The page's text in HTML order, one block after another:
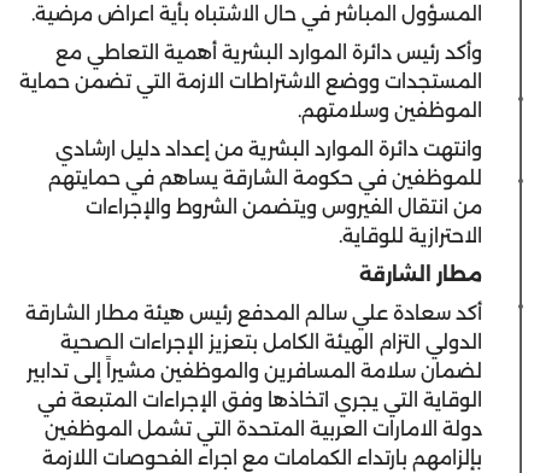
المسؤول المباشر في حال الاشتباه بأية اعراض مرضية.
وأكد رئيس دائرة الموارد البشرية أهمية التعاطي مع
المستجدات ووضع الاشتراطات الازمة التي تضمن حماية
الموظفين وسلامتهم.
وانتهت دائرة الموارد البشرية من إعداد دليل ارشادي
للموظفين في حكومة الشارقة يساهم في حمايتهم
من انتقال الفيروس ويتضمن الشروط والإجراءات
الاحترازية للوقاية.
مطار الشارقة
أكد سعادة علي سالم المدفع رئيس هيئة مطار الشارقة
الدولي التزام الهيئة الكامل بتعزيز الإجراءات الصحية
لضمان سلامة المسافرين والموظفين مشيراً إلى تدابير
الوقاية التي يجري اتخاذها وفق الإجراءات المتبعة في
دولة الامارات العربية المتحدة التي تشمل الموظفين
بإلزامهم بارتداء الكمامات مع اجراء الفحوصات اللازمة